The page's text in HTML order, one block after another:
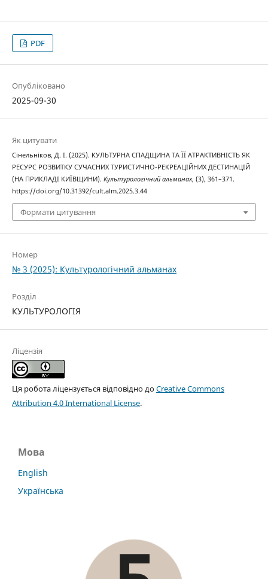
PDF
Опубліковано
2025-09-30
Як цитувати
Сінельніков, Д. І. (2025). КУЛЬТУРНА СПАДЩИНА ТА ЇЇ АТРАКТИВНІСТЬ ЯК
РЕСУРС РОЗВИТКУ СУЧАСНИХ ТУРИСТИЧНО-РЕКРЕАЦІЙНИХ ДЕСТИНАЦІЙ
(НА ПРИКЛАДІ КИЇВЩИНИ). Культурологічний альманах, (3), 361–371.
https://doi.org/10.31392/cult.alm.2025.3.44
Формати цитування
Номер
№ 3 (2025): Культурологічний альманах
Розділ
КУЛЬТУРОЛОГІЯ
Ліцензія
Ця робота ліцензується відповідно доCreative Commons
Attribution 4.0 International License.
Мова
English
Українська